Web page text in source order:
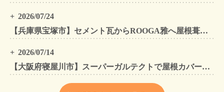
2026/07/24
【兵庫県宝塚市】セメント瓦からROOGA雅へ屋根葺き替え モダングレーで軽量化・外壁塗装も同時施工
2026/07/14
【大阪府寝屋川市】スーパーガルテクトで屋根カバー工法・外壁塗装・雨樋工事｜住まいをトータルリフォームした施工事例